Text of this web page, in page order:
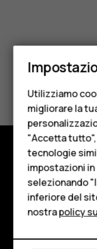
Cellulari
HMD
Per le
Tablet
Negozio
Sì No
Negozio
Informazioni su
Planet and
Assistenza
Utilizziamo
migliorare la
"Accetta
tecnologie
impostazioni
selezionando
inferiore del
nostrapolicy